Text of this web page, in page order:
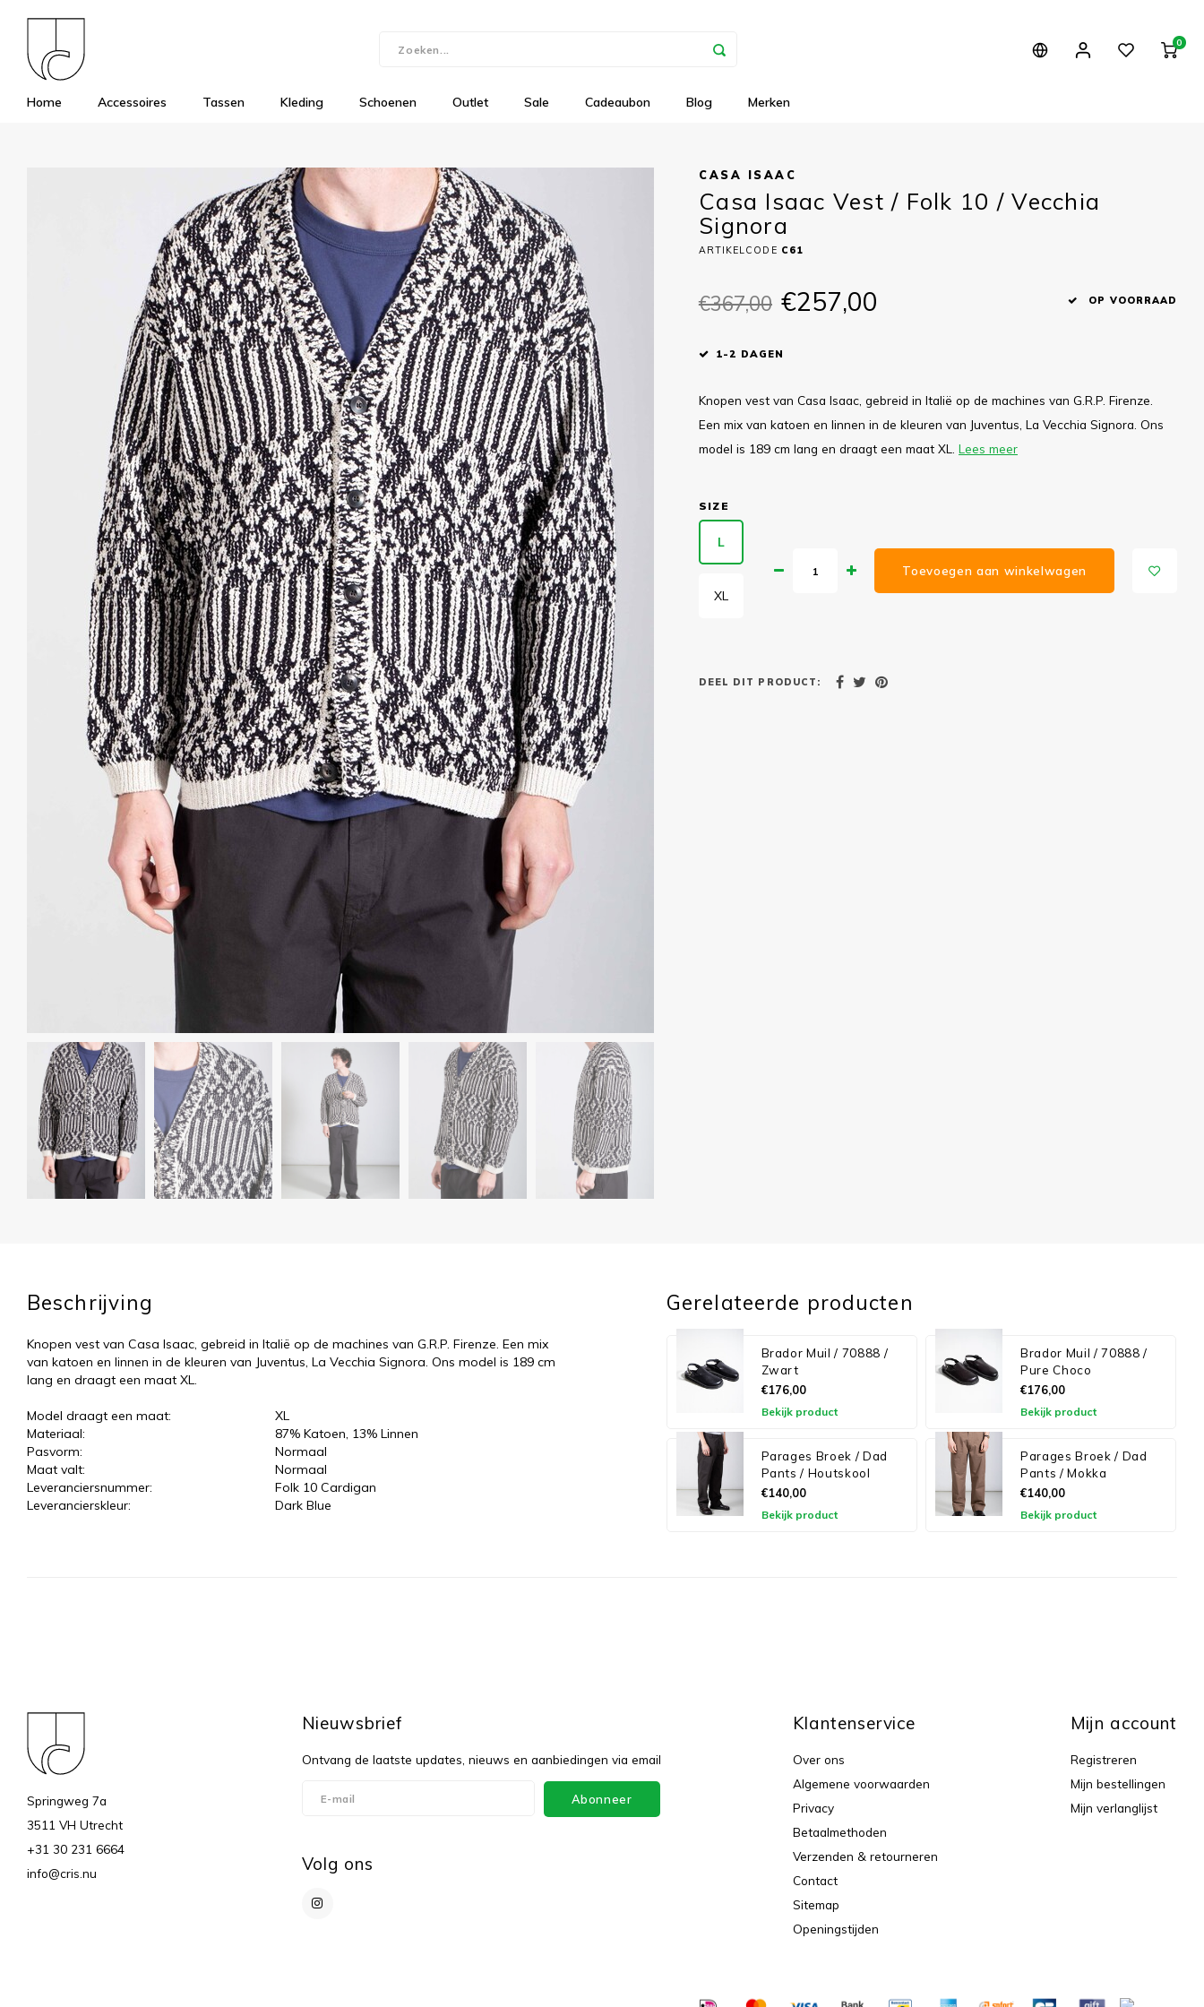
0
Home Accessoires Tassen Kleding Schoenen Outlet Sale Cadeaubon Blog Merken
CASA ISAAC
Casa Isaac Vest / Folk 10 / Vecchia
Signora
ARTIKELCODE C61
€367,00 €257,00 OP VOORRAAD
1-2 DAGEN
Knopen vest van Casa Isaac, gebreid in Italië op de machines van G.R.P. Firenze.
Een mix van katoen en linnen in de kleuren van Juventus, La Vecchia Signora. Ons
model is 189 cm lang en draagt een maat XL. Lees meer
SIZE
L
XL
Toevoegen aan winkelwagen
DEEL DIT PRODUCT:
Beschrijving
Knopen vest van Casa Isaac, gebreid in Italië op de machines van G.R.P. Firenze. Een mix
van katoen en linnen in de kleuren van Juventus, La Vecchia Signora. Ons model is 189 cm
lang en draagt een maat XL.
Model draagt een maat:
XL
Materiaal:
87% Katoen, 13% Linnen
Pasvorm:
Normaal
Maat valt:
Normaal
Leveranciersnummer:
Folk 10 Cardigan
Leverancierskleur:
Dark Blue
Gerelateerde producten
Brador Muil / 70888 /
Zwart
€176,00
Bekijk product
Brador Muil / 70888 /
Pure Choco
€176,00
Bekijk product
Parages Broek / Dad
Pants / Houtskool
€140,00
Bekijk product
Parages Broek / Dad
Pants / Mokka
€140,00
Bekijk product
Springweg 7a
3511 VH Utrecht
+31 30 231 6664
info@cris.nu
Nieuwsbrief
Ontvang de laatste updates, nieuws en aanbiedingen via email
Abonneer
Volg ons
Klantenservice
Over ons
Algemene voorwaarden
Privacy
Betaalmethoden
Verzenden & retourneren
Contact
Sitemap
Openingstijden
Mijn account
Registreren
Mijn bestellingen
Mijn verlanglijst